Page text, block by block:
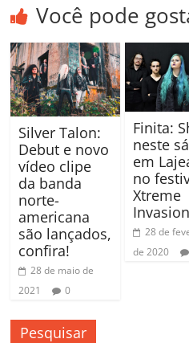
Você pode
Silver Talon:
Debut e novo
vídeo clipe
da banda
norte-
americana
são lançados,
confira!
28 de maio de
2021
0
Finita:
neste
em
no
Xtreme
Invasion
28 de
de 2020
Pesquisar